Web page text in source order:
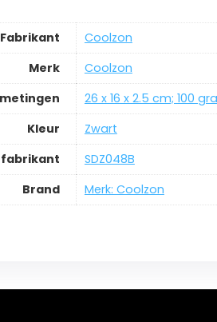
Fabrikant
‎Coolzon
Merk
‎Coolzon
‎26 x 16 x 2.5 cm; 100
Kleur
‎Zwart
‎SDZ048B
Brand
Merk: Coolzon